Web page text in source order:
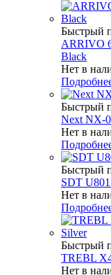
Быстрый
ARRIVO
Black
Нет в
Быстрый
Next NX-
Нет в
Быстрый
SDT
Нет в
Быстрый
TREBL
Нет в